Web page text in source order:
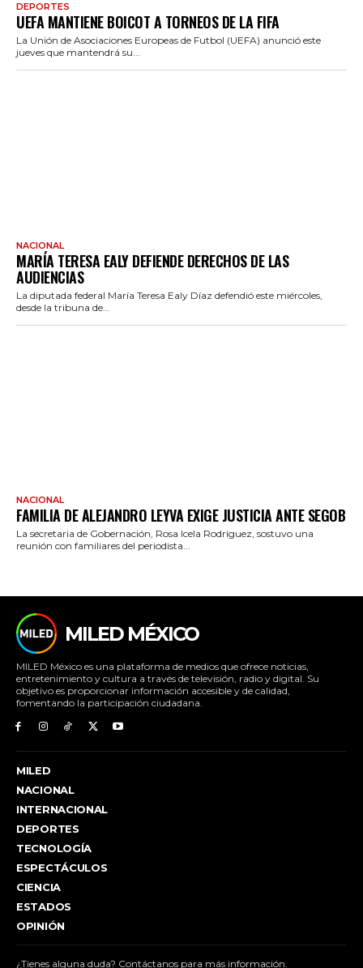
DEPORTES
UEFA MANTIENE BOICOT A TORNEOS DE LA FIFA
La Unión de Asociaciones Europeas de Futbol (UEFA) anunció este
jueves que mantendrá su...
NACIONAL
MARÍA TERESA EALY DEFIENDE DERECHOS DE LAS
AUDIENCIAS
La diputada federal María Teresa Ealy Díaz defendió este miércoles,
desde la tribuna de...
NACIONAL
FAMILIA DE ALEJANDRO LEYVA EXIGE JUSTICIA ANTE SEGOB
La secretaria de Gobernación, Rosa Icela Rodríguez, sostuvo una
reunión con familiares del periodista...
MILED MÉXICO
MILED México es una plataforma de medios que ofrece noticias,
entretenimiento y cultura a través de televisión, radio y digital. Su
objetivo es proporcionar información accesible y de calidad,
fomentando la participación ciudadana.
MILED
NACIONAL
INTERNACIONAL
DEPORTES
TECNOLOGÍA
ESPECTÁCULOS
CIENCIA
ESTADOS
OPINIÓN
¿Tienes alguna duda? Contáctanos para más información.